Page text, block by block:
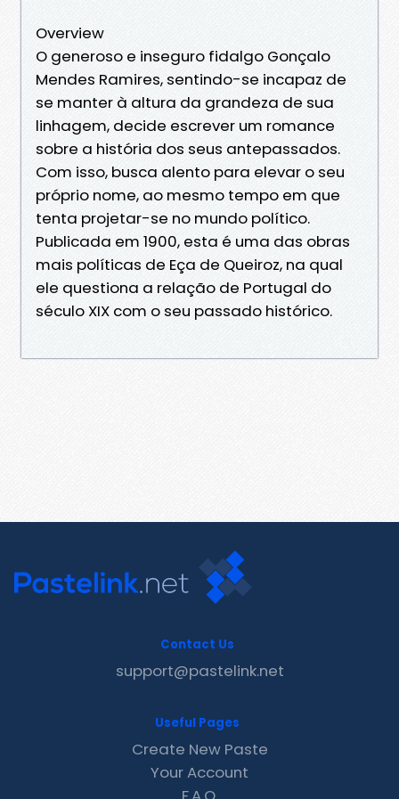
Overview
O generoso e inseguro fidalgo Gonçalo
Mendes Ramires, sentindo-se incapaz de
se manter à altura da grandeza de sua
linhagem, decide escrever um romance
sobre a história dos seus antepassados.
Com isso, busca alento para elevar o seu
próprio nome, ao mesmo tempo em que
tenta projetar-se no mundo político.
Publicada em 1900, esta é uma das obras
mais políticas de Eça de Queiroz, na qual
ele questiona a relação de Portugal do
século XIX com o seu passado histórico.
Contact Us
support@pastelink.net
Useful Pages
Create New Paste
Your Account